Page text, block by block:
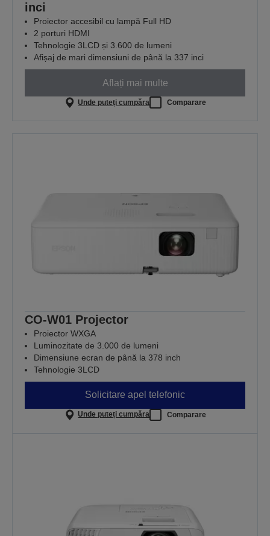
inci
Proiector accesibil cu lampă Full HD
2 porturi HDMI
Tehnologie 3LCD și 3.600 de lumeni
Afișaj de mari dimensiuni de până la 337 inci
Aflați mai multe
Unde puteți cumpăra Comparare
CO-W01 Projector
Proiector WXGA
Luminozitate de 3.000 de lumeni
Dimensiune ecran de până la 378 inch
Tehnologie 3LCD
Solicitare apel telefonic
Unde puteți cumpăra Comparare